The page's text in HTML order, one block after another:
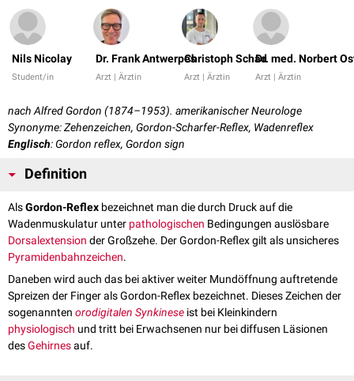
Nils Nicolay
Student/in
Dr. Frank Antwerpes
Arzt | Ärztin
Christoph Schad
Arzt | Ärztin
Dr. med. Norbert
Arzt | Ärztin
nach Alfred Gordon (1874–1953). amerikanischer Neurologe
Synonyme: Zehenzeichen, Gordon-Scharfer-Reflex, Wadenreflex
Englisch: Gordon reflex, Gordon sign
Definition
AlsGordon-Reflex bezeichnet man die durch Druck auf die
Wadenmuskulatur unter pathologischen Bedingungen auslösbare
Dorsalextension der Großzehe. Der Gordon-Reflex gilt als unsicheres
Pyramidenbahnzeichen.
Daneben wird auch das bei aktiver weiter Mundöffnung auftretende
Spreizen der Finger als Gordon-Reflex bezeichnet. Dieses Zeichen der
sogenannten orodigitalen Synkinese ist bei Kleinkindern
physiologisch und tritt bei Erwachsenen nur bei diffusen Läsionen
desGehirnesauf.